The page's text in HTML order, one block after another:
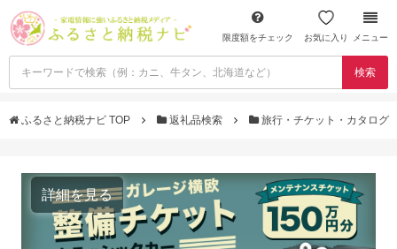
限度額をチェック お気に入り メニュー
検索
ふるさと納税ナビ TOP 返礼品検索 旅行・チケット・カタログ
詳細を見る